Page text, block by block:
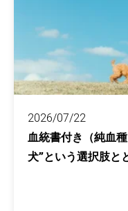
2026/07/22
血統書付き（純血
犬”という選択肢と